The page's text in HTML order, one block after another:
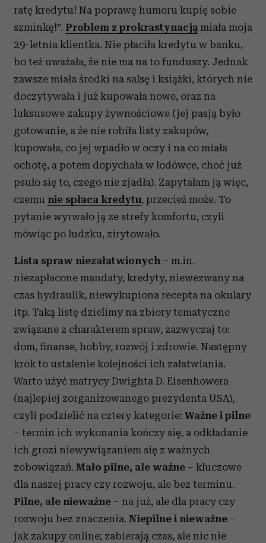
ratę kredytu! Na poprawę humoru kupię sobie
szminkę!”. Problem z prokrastynacją miała moja
29-letnia klientka. Nie płaciła kredytu w banku,
bo też uważała, że nie ma na to funduszy. Jednak
zawsze miała środki na salsę i książki, których nie
doczytywała i już kupowała nowe, oraz na
luksusowe zakupy żywnościowe (jej pasją było
gotowanie, a że nie robiła listy zakupów,
kupowała, co jej wpadło w oczy i na co miała
ochotę, a potem dopychała w lodówce, choć już
psuło się to, czego nie zjadła). Zapytałam ją więc,
czemu nie spłaca kredytu, przecież może. To
pytanie wyrwało ją ze strefy komfortu, czyli
mówiąc po ludzku, zirytowało.
Lista spraw niezałatwionych – m.in.
niezapłacone mandaty, kredyty, niewezwany na
czas hydraulik, niewykupiona recepta na okulary
itp. Taką listę dzielimy na zbiory tematyczne
związane z charakterem spraw, zazwyczaj to:
dom, finanse, hobby, rozwój i zdrowie. Następny
krok to ustalenie kolejności ich załatwiania.
Warto użyć matrycy Dwighta D. Eisenhowera
(najlepiej zorganizowanego prezydenta USA),
czyli podzielić na cztery kategorie: Ważne i pilne
– termin ich wykonania kończy się, a odkładanie
ich grozi niewywiązaniem się z ważnych
zobowiązań. Mało pilne, ale ważne – kluczowe
dla naszej pracy czy rozwoju, ale bez terminu.
Pilne, ale nieważne – na już, ale dla pracy czy
rozwoju bez znaczenia. Niepilne i nieważne –
jak zakupy online; zabierają czas, ale nic nie